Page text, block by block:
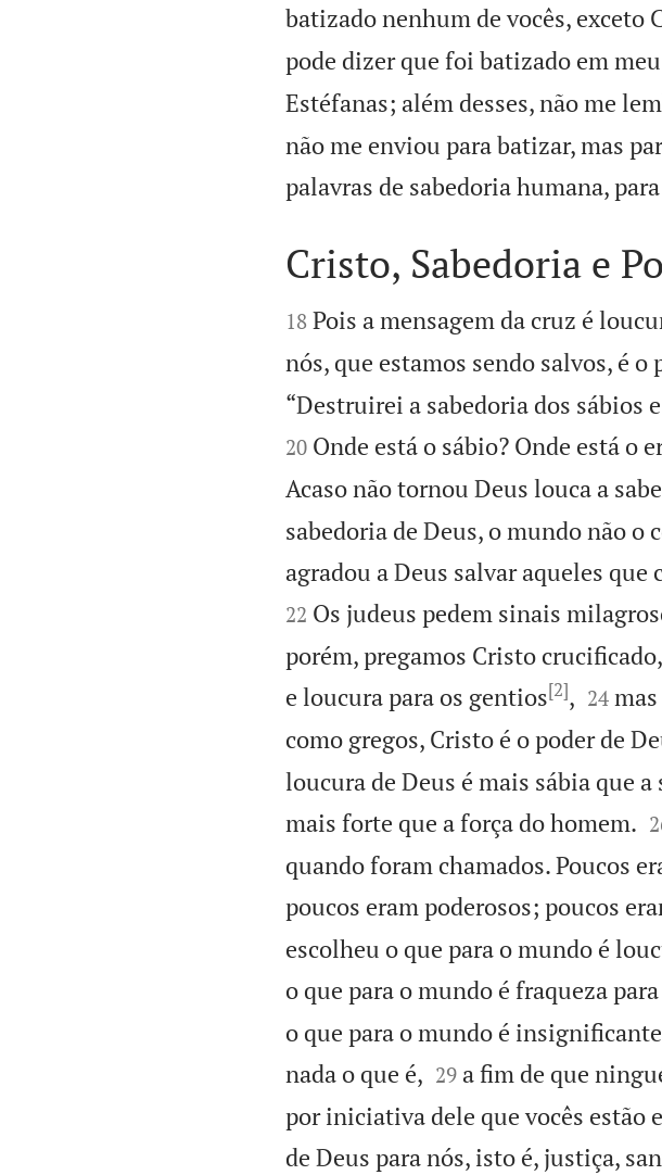
batizado nenhum de vocês, exceto
pode dizer que foi batizado em
Estéfanas; além desses, não me
não me enviou para batizar, mas
palavras de sabedoria humana,

Cristo, Sabedoria e

18 Pois a mensagem da cruz é
nós, que estamos sendo salvos, é o
“Destruirei a sabedoria dos
20 Onde está o sábio? Onde está o
Acaso não tornou Deus louca a
sabedoria de Deus, o mundo não o
agradou a Deus salvar aqueles
22 Os judeus pedem sinais
porém, pregamos Cristo
e loucura para os gentios[2], 

24
como gregos, Cristo é o poder de
loucura de Deus é mais sábia que
mais forte que a força do homem.
quando foram chamados. Poucos
poucos eram poderosos; poucos
escolheu o que para o mundo é
o que para o mundo é fraqueza
o que para o mundo é
nada o que é, 

29 a fim de que
por iniciativa dele que vocês estão
de Deus para nós, isto é, justiça,